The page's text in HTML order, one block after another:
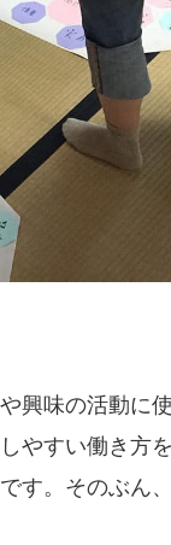
興味の活動に使
やすい働き方を
す。そのぶん、